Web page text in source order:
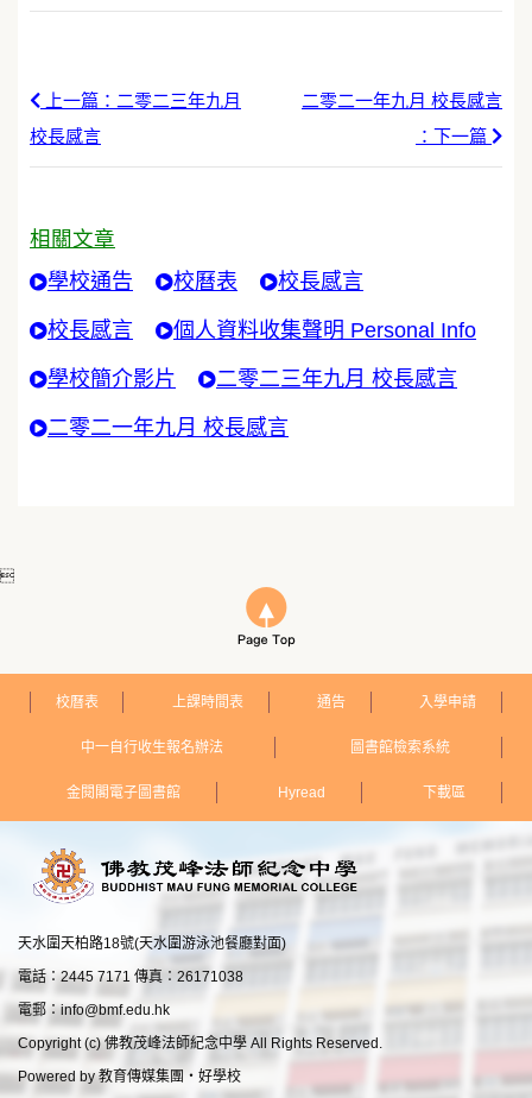
上一篇：二零二三年九月
校長感言
二零二一年九月 校長感言
：下一篇
相關文章
學校通告
校曆表 校長感言
校長感言 個人資料收集聲明 Personal Info
學校簡介影片 二零二三年九月 校長感言
二零二一年九月 校長感言

校曆表 上課時間表 通告 入學申請
中一自行收生報名辦法 圖書館檢索系統
金閱閣電子圖書館 Hyread 下載區
天水圍天柏路18號(天水圍游泳池餐廳對面)
電話：2445 7171 傳真：26171038
電郵：info@bmf.edu.hk
Copyright (c) 佛教茂峰法師紀念中學 All Rights Reserved.
Powered by教育傳媒集團 ‧ 好學校